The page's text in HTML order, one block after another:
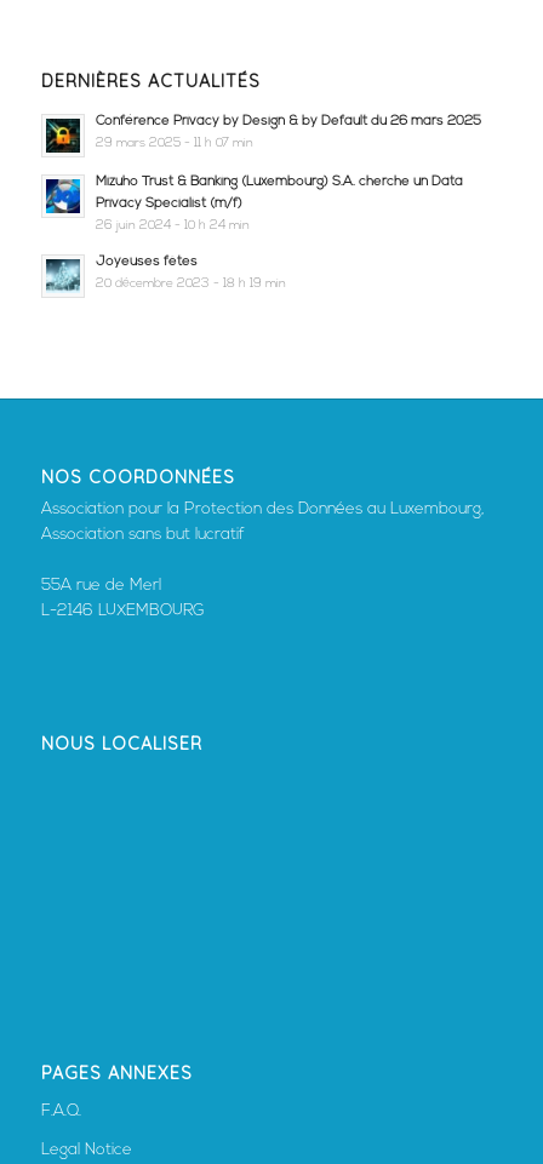
DERNIÈRES ACTUALITÉS
Conférence Privacy by Design & by Default du 26 mars 2025
29 mars 2025 - 11 h 07 min
Mizuho Trust & Banking (Luxembourg) S.A. cherche un Data
Privacy Specialist (m/f)
26 juin 2024 - 10 h 24 min
Joyeuses fêtes
20 décembre 2023 - 18 h 19 min
NOS COORDONNÉES
Association pour la Protection des Données au Luxembourg,
Association sans but lucratif
55A rue de Merl
L-2146 LUXEMBOURG
NOUS LOCALISER
PAGES ANNEXES
F.A.Q.
Legal Notice